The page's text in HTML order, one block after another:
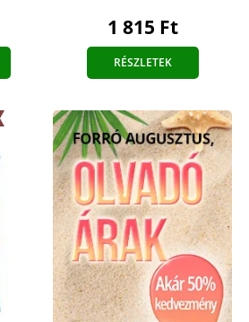
1 815 Ft
RÉSZLETEK